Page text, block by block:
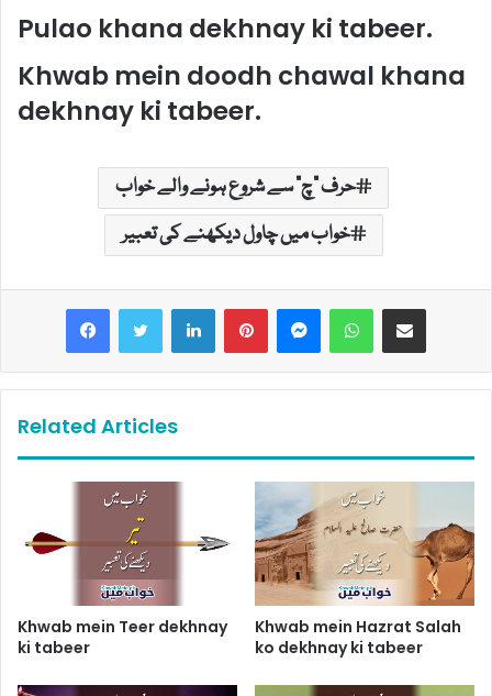
Pulao khana dekhnay ki tabeer.
Khwab mein doodh chawal khana
dekhnay ki tabeer.
حرف "چ" سے شروع ہونے والے خواب
خواب میں چاول دیکھنے کی تعبیر
LinkedInPinterestMessengerWhatsAppShare via Email
Related Articles
Khwab mein Teer dekhnay
ki tabeer
Khwab mein Hazrat Salah
ko dekhnay ki tabeer